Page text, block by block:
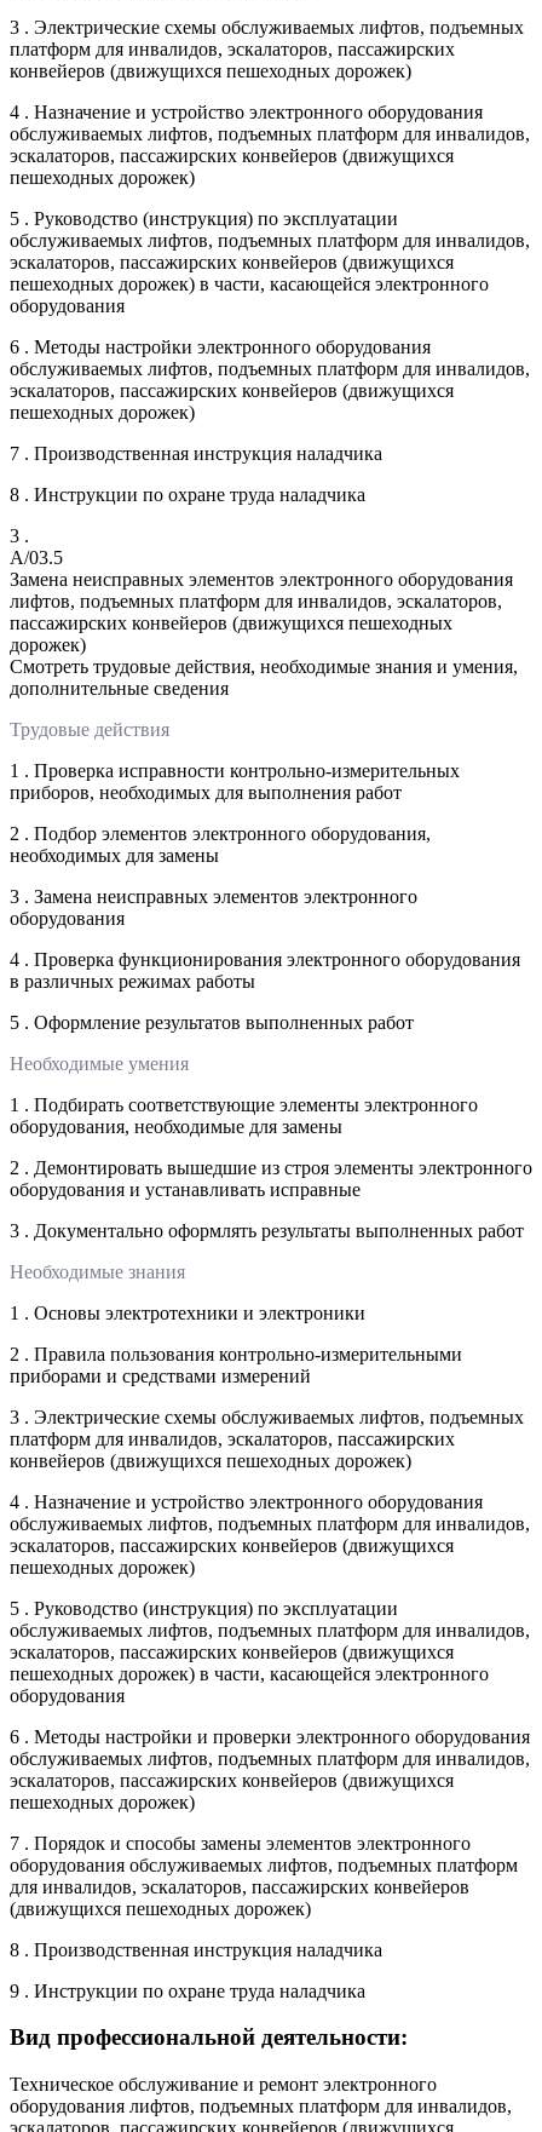
3 . Электрические схемы обслуживаемых лифтов, подъемных
платформ для инвалидов, эскалаторов, пассажирских
конвейеров (движущихся пешеходных дорожек)
4 . Назначение и устройство электронного оборудования
обслуживаемых лифтов, подъемных платформ для инвалидов,
эскалаторов, пассажирских конвейеров (движущихся
пешеходных дорожек)
5 . Руководство (инструкция) по эксплуатации
обслуживаемых лифтов, подъемных платформ для инвалидов,
эскалаторов, пассажирских конвейеров (движущихся
пешеходных дорожек) в части, касающейся электронного
оборудования
6 . Методы настройки электронного оборудования
обслуживаемых лифтов, подъемных платформ для инвалидов,
эскалаторов, пассажирских конвейеров (движущихся
пешеходных дорожек)
7 . Производственная инструкция наладчика
8 . Инструкции по охране труда наладчика
3 .
A/03.5
Замена неисправных элементов электронного оборудования
лифтов, подъемных платформ для инвалидов, эскалаторов,
пассажирских конвейеров (движущихся пешеходных
дорожек)
Смотреть трудовые действия, необходимые знания и умения,
дополнительные сведения
Трудовые действия
1 . Проверка исправности контрольно-измерительных
приборов, необходимых для выполнения работ
2 . Подбор элементов электронного оборудования,
необходимых для замены
3 . Замена неисправных элементов электронного
оборудования
4 . Проверка функционирования электронного оборудования
в различных режимах работы
5 . Оформление результатов выполненных работ
Необходимые умения
1 . Подбирать соответствующие элементы электронного
оборудования, необходимые для замены
2 . Демонтировать вышедшие из строя элементы электронного
оборудования и устанавливать исправные
3 . Документально оформлять результаты выполненных работ
Необходимые знания
1 . Основы электротехники и электроники
2 . Правила пользования контрольно-измерительными
приборами и средствами измерений
3 . Электрические схемы обслуживаемых лифтов, подъемных
платформ для инвалидов, эскалаторов, пассажирских
конвейеров (движущихся пешеходных дорожек)
4 . Назначение и устройство электронного оборудования
обслуживаемых лифтов, подъемных платформ для инвалидов,
эскалаторов, пассажирских конвейеров (движущихся
пешеходных дорожек)
5 . Руководство (инструкция) по эксплуатации
обслуживаемых лифтов, подъемных платформ для инвалидов,
эскалаторов, пассажирских конвейеров (движущихся
пешеходных дорожек) в части, касающейся электронного
оборудования
6 . Методы настройки и проверки электронного оборудования
обслуживаемых лифтов, подъемных платформ для инвалидов,
эскалаторов, пассажирских конвейеров (движущихся
пешеходных дорожек)
7 . Порядок и способы замены элементов электронного
оборудования обслуживаемых лифтов, подъемных платформ
для инвалидов, эскалаторов, пассажирских конвейеров
(движущихся пешеходных дорожек)
8 . Производственная инструкция наладчика
9 . Инструкции по охране труда наладчика
Вид профессиональной деятельности:
Техническое обслуживание и ремонт электронного
оборудования лифтов, подъемных платформ для инвалидов,
эскалаторов, пассажирских конвейеров (движущихся